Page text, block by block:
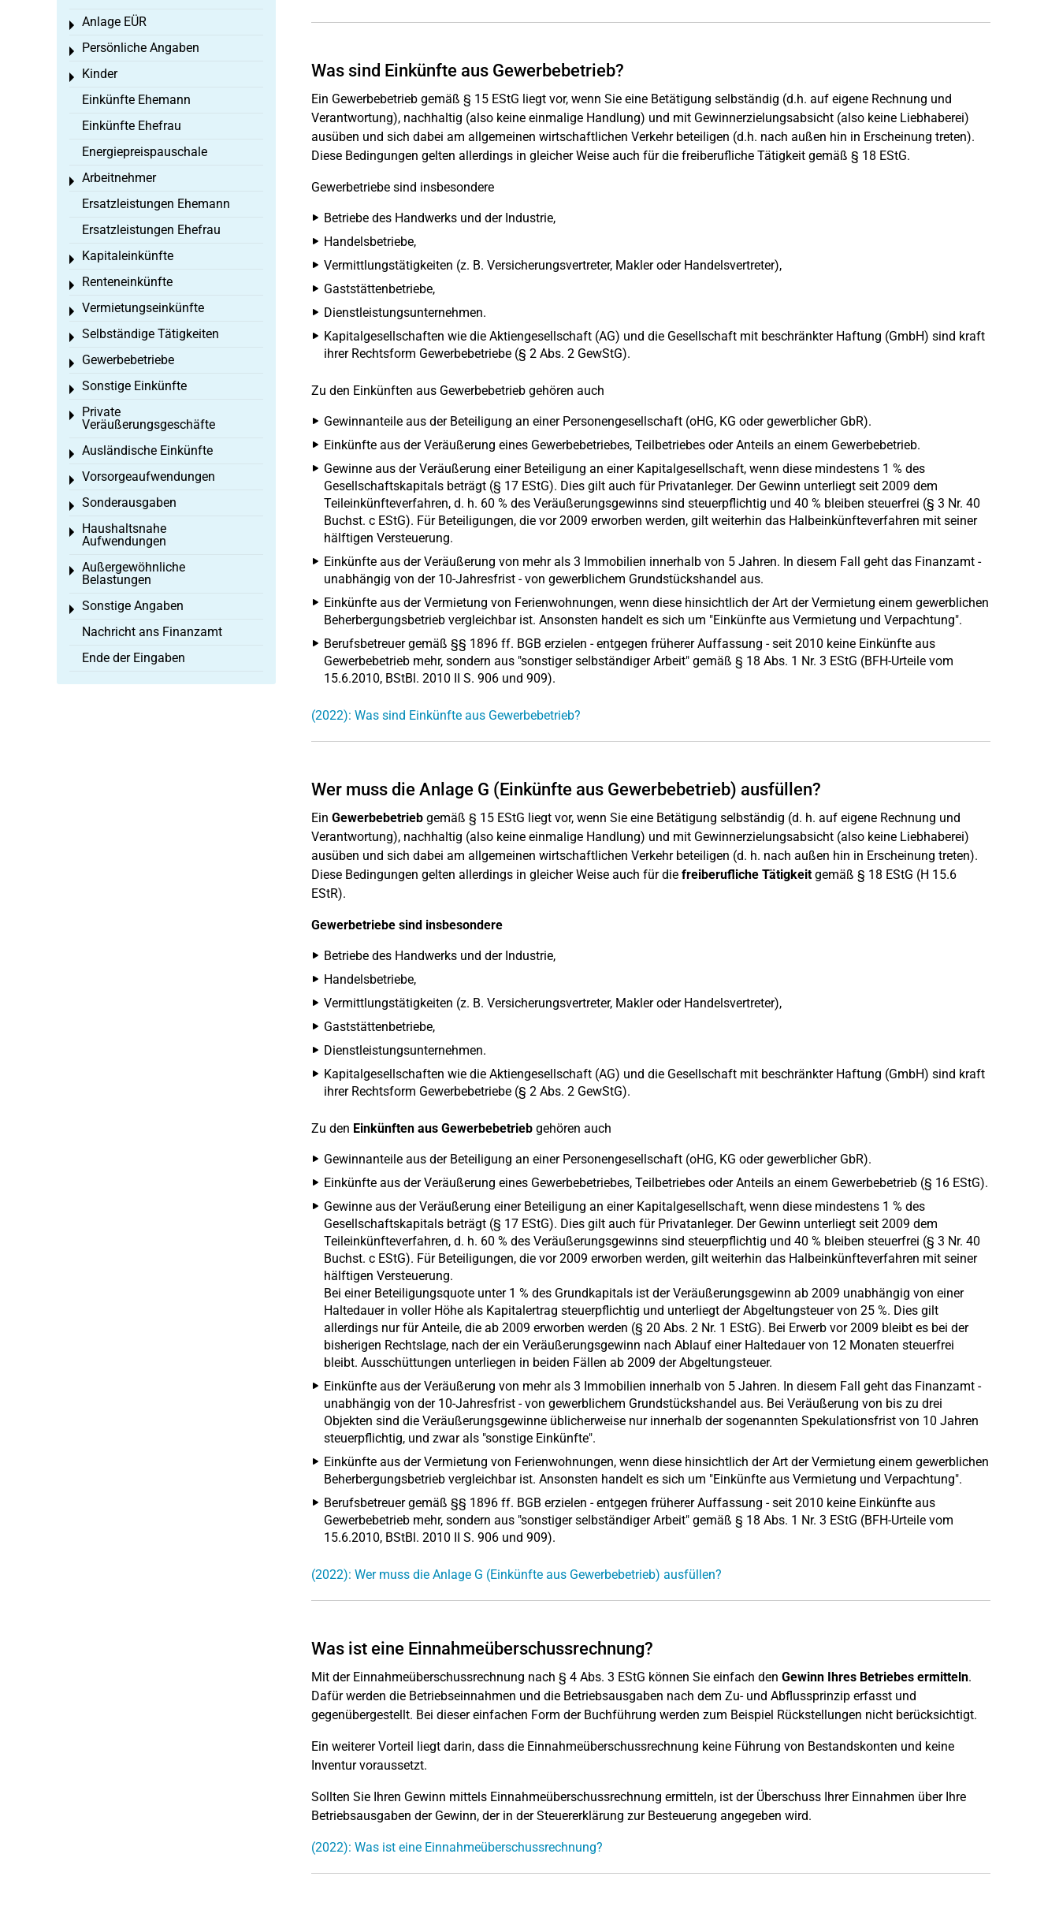
Was sind Einkünfte aus Gewerbebetrieb?
Ein Gewerbebetrieb gemäß § 15 EStG liegt vor, wenn Sie eine Betätigung selbständig (d.h. auf eigene Rechnung und
Verantwortung), nachhaltig (also keine einmalige Handlung) und mit Gewinnerzielungsabsicht (also keine Liebhaberei)
ausüben und sich dabei am allgemeinen wirtschaftlichen Verkehr beteiligen (d.h. nach außen hin in Erscheinung treten).
Diese Bedingungen gelten allerdings in gleicher Weise auch für die freiberufliche Tätigkeit gemäß § 18 EStG.
Gewerbetriebe sind insbesondere
Betriebe des Handwerks und der Industrie,
Handelsbetriebe,
Vermittlungstätigkeiten (z. B. Versicherungsvertreter, Makler oder Handelsvertreter),
Gaststättenbetriebe,
Dienstleistungsunternehmen.
Kapitalgesellschaften wie die Aktiengesellschaft (AG) und die Gesellschaft mit beschränkter Haftung (GmbH) sind kraft
ihrer Rechtsform Gewerbebetriebe (§ 2 Abs. 2 GewStG).
Zu den Einkünften aus Gewerbebetrieb gehören auch
Gewinnanteile aus der Beteiligung an einer Personengesellschaft (oHG, KG oder gewerblicher GbR).
Einkünfte aus der Veräußerung eines Gewerbebetriebes, Teilbetriebes oder Anteils an einem Gewerbebetrieb.
Gewinne aus der Veräußerung einer Beteiligung an einer Kapitalgesellschaft, wenn diese mindestens 1 % des
Gesellschaftskapitals beträgt (§ 17 EStG). Dies gilt auch für Privatanleger. Der Gewinn unterliegt seit 2009 dem
Teileinkünfteverfahren, d. h. 60 % des Veräußerungsgewinns sind steuerpflichtig und 40 % bleiben steuerfrei (§ 3 Nr. 40
Buchst. c EStG). Für Beteiligungen, die vor 2009 erworben werden, gilt weiterhin das Halbeinkünfteverfahren mit seiner
hälftigen Versteuerung.
Einkünfte aus der Veräußerung von mehr als 3 Immobilien innerhalb von 5 Jahren. In diesem Fall geht das Finanzamt -
unabhängig von der 10-Jahresfrist - von gewerblichem Grundstückshandel aus.
Einkünfte aus der Vermietung von Ferienwohnungen, wenn diese hinsichtlich der Art der Vermietung einem gewerblichen
Beherbergungsbetrieb vergleichbar ist. Ansonsten handelt es sich um "Einkünfte aus Vermietung und Verpachtung".
Berufsbetreuer gemäß §§ 1896 ff. BGB erzielen - entgegen früherer Auffassung - seit 2010 keine Einkünfte aus
Gewerbebetrieb mehr, sondern aus "sonstiger selbständiger Arbeit" gemäß § 18 Abs. 1 Nr. 3 EStG (BFH-Urteile vom
15.6.2010, BStBl. 2010 II S. 906 und 909).
(2022): Was sind Einkünfte aus Gewerbebetrieb?
Wer muss die Anlage G (Einkünfte aus Gewerbebetrieb) ausfüllen?
Ein Gewerbebetriebgemäß § 15 EStG liegt vor, wenn Sie eine Betätigung selbständig (d. h. auf eigene Rechnung und
Verantwortung), nachhaltig (also keine einmalige Handlung) und mit Gewinnerzielungsabsicht (also keine Liebhaberei)
ausüben und sich dabei am allgemeinen wirtschaftlichen Verkehr beteiligen (d. h. nach außen hin in Erscheinung treten).
Diese Bedingungen gelten allerdings in gleicher Weise auch für diefreiberufliche Tätigkeitgemäß § 18 EStG (H 15.6
EStR).
Gewerbetriebe sind insbesondere
Betriebe des Handwerks und der Industrie,
Handelsbetriebe,
Vermittlungstätigkeiten (z. B. Versicherungsvertreter, Makler oder Handelsvertreter),
Gaststättenbetriebe,
Dienstleistungsunternehmen.
Kapitalgesellschaften wie die Aktiengesellschaft (AG) und die Gesellschaft mit beschränkter Haftung (GmbH) sind kraft
ihrer Rechtsform Gewerbebetriebe (§ 2 Abs. 2 GewStG).
Zu den Einkünften aus Gewerbebetriebgehören auch
Gewinnanteile aus der Beteiligung an einer Personengesellschaft (oHG, KG oder gewerblicher GbR).
Einkünfte aus der Veräußerung eines Gewerbebetriebes, Teilbetriebes oder Anteils an einem Gewerbebetrieb (§ 16 EStG).
Gewinne aus der Veräußerung einer Beteiligung an einer Kapitalgesellschaft, wenn diese mindestens 1 % des
Gesellschaftskapitals beträgt (§ 17 EStG). Dies gilt auch für Privatanleger. Der Gewinn unterliegt seit 2009 dem
Teileinkünfteverfahren, d. h. 60 % des Veräußerungsgewinns sind steuerpflichtig und 40 % bleiben steuerfrei (§ 3 Nr. 40
Buchst. c EStG). Für Beteiligungen, die vor 2009 erworben werden, gilt weiterhin das Halbeinkünfteverfahren mit seiner
hälftigen Versteuerung.
Bei einer Beteiligungsquote unter 1 % des Grundkapitals ist der Veräußerungsgewinn ab 2009 unabhängig von einer
Haltedauer in voller Höhe als Kapitalertrag steuerpflichtig und unterliegt der Abgeltungsteuer von 25 %. Dies gilt
allerdings nur für Anteile, die ab 2009 erworben werden (§ 20 Abs. 2 Nr. 1 EStG). Bei Erwerb vor 2009 bleibt es bei der
bisherigen Rechtslage, nach der ein Veräußerungsgewinn nach Ablauf einer Haltedauer von 12 Monaten steuerfrei
bleibt. Ausschüttungen unterliegen in beiden Fällen ab 2009 der Abgeltungsteuer.
Einkünfte aus der Veräußerung von mehr als 3 Immobilien innerhalb von 5 Jahren. In diesem Fall geht das Finanzamt -
unabhängig von der 10-Jahresfrist - von gewerblichem Grundstückshandel aus. Bei Veräußerung von bis zu drei
Objekten sind die Veräußerungsgewinne üblicherweise nur innerhalb der sogenannten Spekulationsfrist von 10 Jahren
steuerpflichtig, und zwar als "sonstige Einkünfte".
Einkünfte aus der Vermietung von Ferienwohnungen, wenn diese hinsichtlich der Art der Vermietung einem gewerblichen
Beherbergungsbetrieb vergleichbar ist. Ansonsten handelt es sich um "Einkünfte aus Vermietung und Verpachtung".
Berufsbetreuer gemäß §§ 1896 ff. BGB erzielen - entgegen früherer Auffassung - seit 2010 keine Einkünfte aus
Gewerbebetrieb mehr, sondern aus "sonstiger selbständiger Arbeit" gemäß § 18 Abs. 1 Nr. 3 EStG (BFH-Urteile vom
15.6.2010, BStBl. 2010 II S. 906 und 909).
(2022): Wer muss die Anlage G (Einkünfte aus Gewerbebetrieb) ausfüllen?
Was ist eine Einnahmeüberschussrechnung?
Mit der Einnahmeüberschussrechnung nach § 4 Abs. 3 EStG können Sie einfach den Gewinn Ihres Betriebes ermitteln.
Dafür werden die Betriebseinnahmen und die Betriebsausgaben nach dem Zu- und Abflussprinzip erfasst und
gegenübergestellt. Bei dieser einfachen Form der Buchführung werden zum Beispiel Rückstellungen nicht berücksichtigt.
Ein weiterer Vorteil liegt darin, dass die Einnahmeüberschussrechnung keine Führung von Bestandskonten und keine
Inventur voraussetzt.
Sollten Sie Ihren Gewinn mittels Einnahmeüberschussrechnung ermitteln, ist der Überschuss Ihrer Einnahmen über Ihre
Betriebsausgaben der Gewinn, der in der Steuererklärung zur Besteuerung angegeben wird.
(2022): Was ist eine Einnahmeüberschussrechnung?
Anlage EÜR
Toggle menu
Persönliche Angaben
Toggle menu
Kinder
Toggle menu
Einkünfte Ehemann
Einkünfte Ehefrau
Energiepreispauschale
Arbeitnehmer
Toggle menu
Ersatzleistungen Ehemann
Ersatzleistungen Ehefrau
Kapitaleinkünfte
Toggle menu
Renteneinkünfte
Toggle menu
Vermietungseinkünfte
Toggle menu
Selbständige Tätigkeiten
Toggle menu
Gewerbebetriebe
Toggle menu
Sonstige Einkünfte
Toggle menu
Private
Veräußerungsgeschäfte
Toggle menu
Ausländische Einkünfte
Toggle menu
Vorsorgeaufwendungen
Toggle menu
Sonderausgaben
Toggle menu
Haushaltsnahe
Aufwendungen
Toggle menu
Außergewöhnliche
Belastungen
Toggle menu
Sonstige Angaben
Toggle menu
Nachricht ans Finanzamt
Ende der Eingaben